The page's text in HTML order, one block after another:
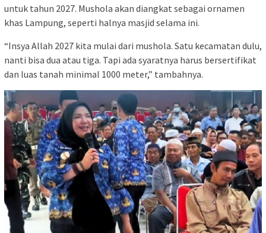
untuk tahun 2027. Mushola akan diangkat sebagai ornamen
khas Lampung, seperti halnya masjid selama ini.
“Insya Allah 2027 kita mulai dari mushola. Satu kecamatan dulu,
nanti bisa dua atau tiga. Tapi ada syaratnya harus bersertifikat
dan luas tanah minimal 1000 meter,” tambahnya.